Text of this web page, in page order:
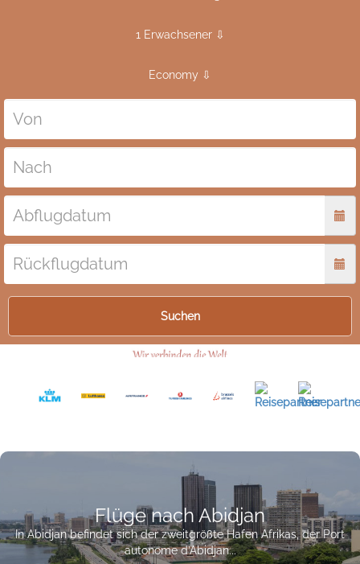
1 Erwachsener ⇩
Economy ⇩
Suchen
Flüge nach Abidjan
In Abidjan befindet sich der zweitgrößte Hafen Afrikas, der Port
autonome d’Abidjan...